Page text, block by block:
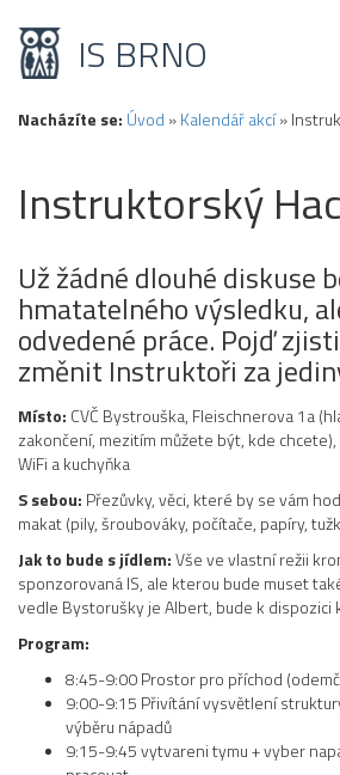
IS BRNO
Nacházíte se: Úvod »Kalendář akcí»
Instruktorský
Už žádné dlouhé diskuse
hmatatelného výsledku,
odvedené práce. Pojď
změnit Instruktoři za
Místo: CVČ Bystrouška, Fleischnerova 1a
zakončení, mezitím můžete být, kde
WiFi a kuchyňka
S sebou: Přezůvky, věci, které by se vám
makat (pily, šroubováky, počítače, papíry,
Jak to bude s jídlem:Vše ve vlastní režii
sponzorovaná IS, ale kterou bude muset
vedle Bystorušky je Albert, bude k dispozici
Program:
8:45-9:00 Prostor pro příchod
9:00-9:15 Přivítání vysvětlení
výběru nápadů
9:15-9:45 vytvareni tymu + vyber